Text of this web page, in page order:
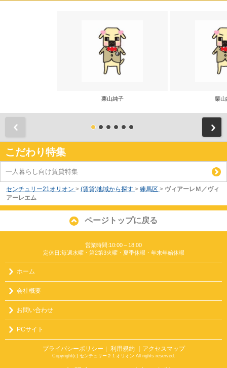
栗山純子 栗山
こだわり特集
一人暮らし向け賃貸特集
センチュリー21オリオン > (賃貸)地域から探す > 練馬区 > ヴィアーレＭ／ヴィ
アーレエム
ページトップに戻る
営業時間:10:00～18:00
定休日:毎週水曜・第2第3火曜・夏季休暇・年末年始休暇
ホーム
会社概要
お問い合わせ
PCサイト
プライバシーポリシー 利用規約 ｜アクセスマップ
Copyright(c) センチュリー２１オリオン All rights reserved.